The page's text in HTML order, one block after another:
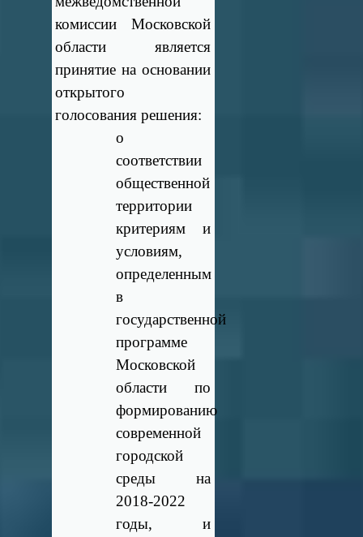
комиссии Московской
области является
принятие на основании
открытого
голосования решения:
о
соответствии
общественной
территории
критериям и
условиям,
определенным
в
государственной
программе
Московской
области по
формированию
современной
городской
среды на
2018-2022
годы, и